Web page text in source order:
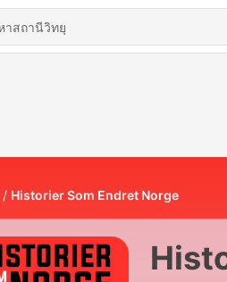
Historier Som Endret Norge